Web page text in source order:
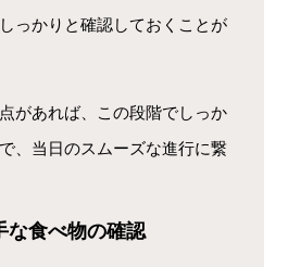
っかりと確認しておくことが
があれば、この段階でしっか
、当日のスムーズな進行に繋
な食べ物の確認